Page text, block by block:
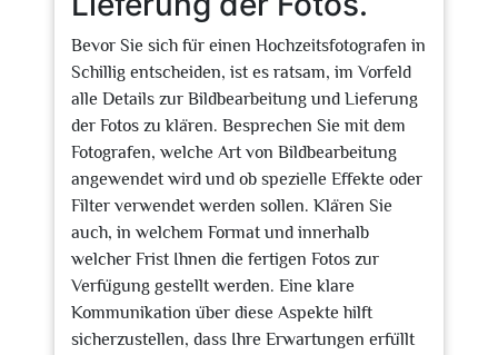
Bevor Sie sich für einen Hochzeitsfotografen in
Schillig entscheiden, ist es ratsam, im Vorfeld
alle Details zur Bildbearbeitung und Lieferung
der Fotos zu klären. Besprechen Sie mit dem
Fotografen, welche Art von Bildbearbeitung
angewendet wird und ob spezielle Effekte oder
Filter verwendet werden sollen. Klären Sie
auch, in welchem Format und innerhalb
welcher Frist Ihnen die fertigen Fotos zur
Verfügung gestellt werden. Eine klare
Kommunikation über diese Aspekte hilft
sicherzustellen, dass Ihre Erwartungen erfüllt